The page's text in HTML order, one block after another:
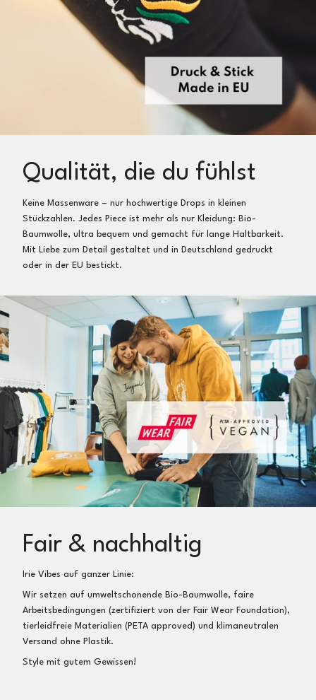
Qualität, die du fühlst
Keine Massenware – nur hochwertige Drops in kleinen
Stückzahlen. Jedes Piece ist mehr als nur Kleidung: Bio-
Baumwolle, ultra bequem und gemacht für lange Haltbarkeit.
Mit Liebe zum Detail gestaltet und in Deutschland gedruckt
oder in der EU bestickt.
Fair & nachhaltig
Irie Vibes auf ganzer Linie:
Wir setzen auf umweltschonende Bio-Baumwolle, faire
Arbeitsbedingungen (zertifiziert von der Fair Wear Foundation),
tierleidfreie Materialien (PETA approved) und klimaneutralen
Versand ohne Plastik.
Style mit gutem Gewissen!